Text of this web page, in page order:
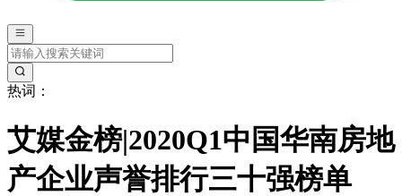
热词：
艾媒金榜|2020Q1中国华南房地
产企业声誉排行三十强榜单